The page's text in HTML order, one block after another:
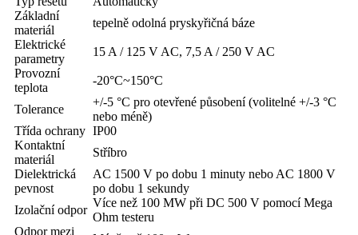
Základní
materiál
tepelně odolná pryskyřičná báze
Elektrické
parametry
15 A / 125 V AC, 7,5 A / 250 V AC
Provozní
teplota
-20°C~150°C
Tolerance
+/-5 °C pro otevřené působení (volitelné +/-3 °C
nebo méně)
Třída ochrany IP00
Kontaktní
materiál
Stříbro
Dielektrická
pevnost
AC 1500 V po dobu 1 minuty nebo AC 1800 V
po dobu 1 sekundy
Izolační odpor
Více než 100 MW při DC 500 V pomocí Mega
Ohm testeru
Odpor mezi